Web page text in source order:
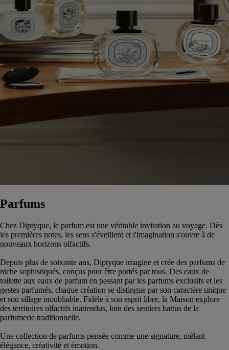
Parfums
Chez Diptyque, le parfum est une véritable invitation au voyage. Dès
les premières notes, les sens s'éveillent et l'imagination s'ouvre à de
nouveaux horizons olfactifs.
Depuis plus de soixante ans, Diptyque imagine et crée des parfums de
niche sophistiqués, conçus pour être portés par tous. Des eaux de
toilette aux eaux de parfum en passant par les parfums exclusifs et les
gestes parfumés, chaque création se distingue par son caractère unique
et son sillage inoubliable. Fidèle à son esprit libre, la Maison explore
des territoires olfactifs inattendus, loin des sentiers battus de la
parfumerie traditionnelle.
Une collection de parfums pensée comme une signature, mêlant
élégance, créativité et émotion.